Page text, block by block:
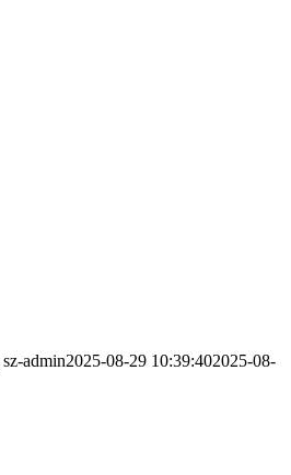
sz-admin2025-08-29 10:39:402025-08-